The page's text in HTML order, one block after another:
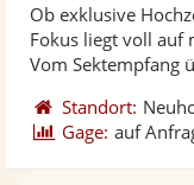
Ob exklusive
Fokus liegt voll auf
Vom Sektempfang
Standort:
Gage: auf